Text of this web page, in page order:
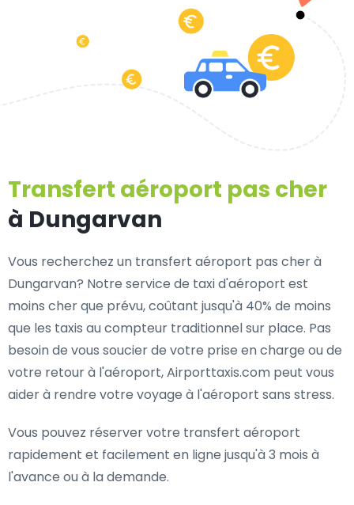
Transfert aéroport pas cher
à Dungarvan
Vous recherchez un transfert aéroport pas cher à
Dungarvan? Notre service de taxi d'aéroport est
moins cher que prévu, coûtant jusqu'à 40% de moins
que les taxis au compteur traditionnel sur place. Pas
besoin de vous soucier de votre prise en charge ou de
votre retour à l'aéroport, Airporttaxis.com peut vous
aider à rendre votre voyage à l'aéroport sans stress.
Vous pouvez réserver votre transfert aéroport
rapidement et facilement en ligne jusqu'à 3 mois à
l'avance ou à la demande.